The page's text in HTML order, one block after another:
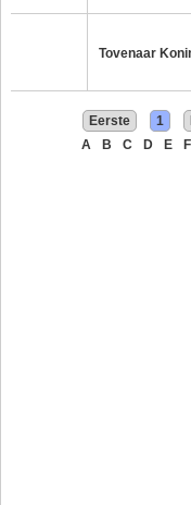
Tovenaar
Eerste 1
A
B C D E F